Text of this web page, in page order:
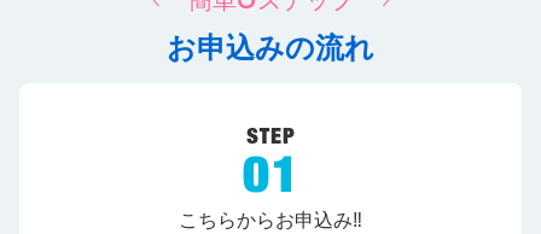
お申込みの流れ
こちらからお申込み‼